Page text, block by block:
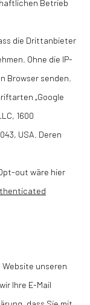
Betrieb
die Drittanbieter
Ohne die IP-
Browser senden.
„Google
1600
USA. Deren
Opt-out wäre hier
unseren
Ihre E-Mail